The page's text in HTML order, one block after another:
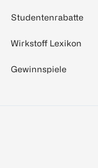
Studentenrabatte
Wirkstoff Lexikon
Gewinnspiele